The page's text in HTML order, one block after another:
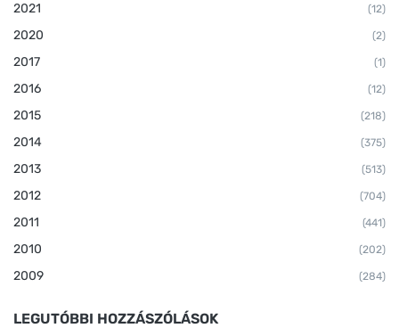
2021 (12)
2020 (2)
2017 (1)
2016 (12)
2015 (218)
2014 (375)
2013 (513)
2012 (704)
2011 (441)
2010 (202)
2009 (284)
LEGUTÓBBI HOZZÁSZÓLÁSOK